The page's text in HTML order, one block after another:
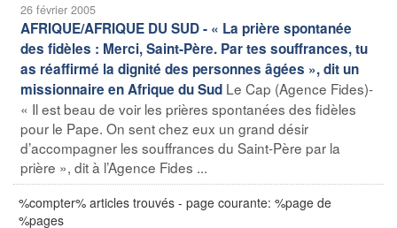
26 février 2005
AFRIQUE/AFRIQUE DU SUD - « La prière spontanée
des fidèles : Merci, Saint-Père. Par tes souffrances, tu
as réaffirmé la dignité des personnes âgées », dit un
missionnaire en Afrique du Sud Le Cap (Agence Fides)-
« Il est beau de voir les prières spontanées des fidèles
pour le Pape. On sent chez eux un grand désir
d’accompagner les souffrances du Saint-Père par la
prière », dit à l’Agence Fides ...
%compter% articles trouvés - page courante: %page de
%pages